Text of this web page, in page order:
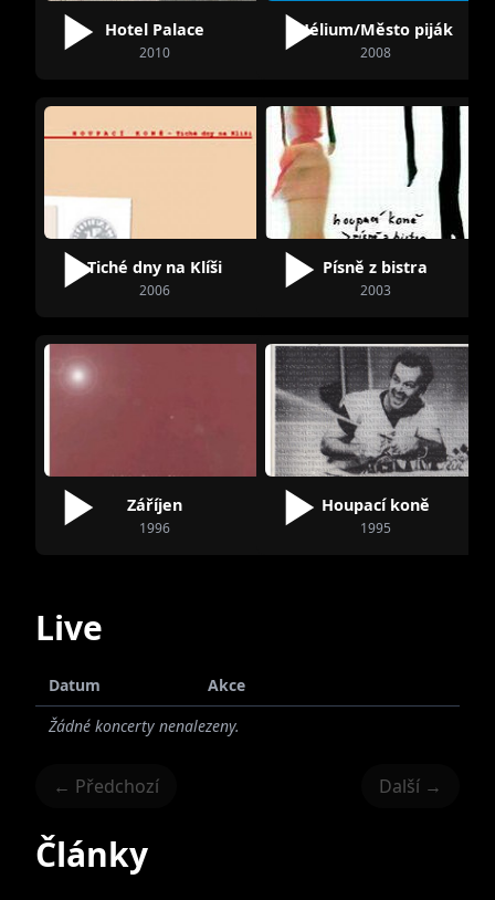
Hotel Palace
2010
Hélium/Město piják
2008
Tiché dny na Klíši
2006
Písně z bistra
2003
Záříjen
1996
Houpací koně
1995
Live
Datum
Akce
Žádné koncerty nenalezeny.
← Předchozí Další →
Články